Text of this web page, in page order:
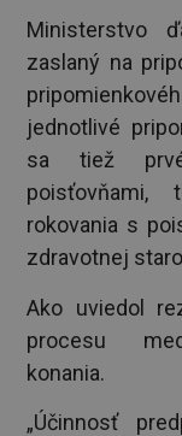
Ministerstvo
zaslaný na
jednotlivé
sa tiež
poisťovňami,
rokovania s
zdravotnej
Ako uviedol
procesu
konania.
„Účinnosť